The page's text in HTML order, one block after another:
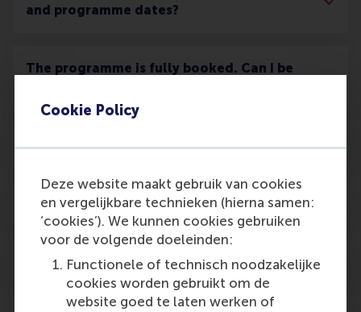
Cookie Policy
Deze website maakt gebruik van cookies
en vergelijkbare technieken (hierna samen:
‘cookies’). We kunnen cookies gebruiken
voor de volgende doeleinden:
Functionele of technisch noodzakelijke
cookies worden gebruikt om de
website goed te laten werken of
and programme dates?
The programme is fully booked. Can I be
What if I want to cancel my registration?
Is financial aid available?
Are there any tuition discounts?